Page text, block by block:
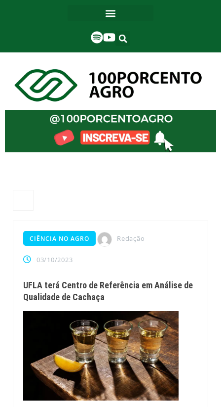
CIÊNCIA NO AGRO Redação
03/10/2023
UFLA terá Centro de Referência em Análise de
Qualidade de Cachaça